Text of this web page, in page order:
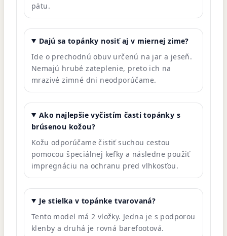
pätu.
Dajú sa topánky nosiť aj v miernej zime?
Ide o prechodnú obuv určenú na jar a jeseň.
Nemajú hrubé zateplenie, preto ich na
mrazivé zimné dni neodporúčame.
Ako najlepšie vyčistím časti topánky s
brúsenou kožou?
Kožu odporúčame čistiť suchou cestou
pomocou špeciálnej kefky a následne použiť
impregnáciu na ochranu pred vlhkosťou.
Je stielka v topánke tvarovaná?
Tento model má 2 vložky. Jedna je s podporou
klenby a druhá je rovná barefootová.